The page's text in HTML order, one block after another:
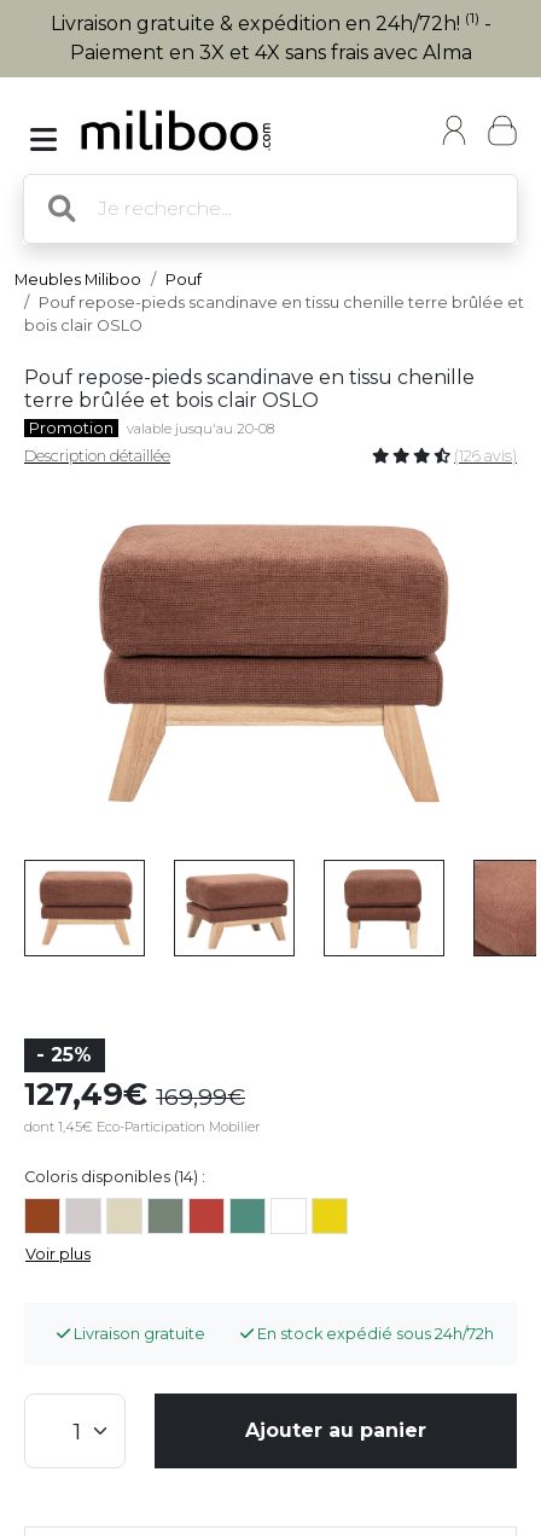
Livraison gratuite & expédition en 24h/72h! (1) -
Paiement en 3X et 4X sans frais avec Alma
Meubles Miliboo
Pouf
Pouf repose-pieds scandinave en tissu chenille terre brûlée et
bois clair OSLO
Pouf repose-pieds scandinave en tissu chenille
terre brûlée et bois clair OSLO
Promotion valable jusqu'au 20-08
Description détaillée (126 avis)
- 25%
127,49 169,99
dont 1,45€ Eco-Participation Mobilier
Coloris disponibles (14) :
Voir plus
Livraison gratuite En stock expédié sous 24h/72h
Ajouter au panier